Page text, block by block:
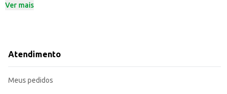
Peso: 110g
Incorpore em receitas de pratos quentes, como massas e risotos.
Ideal para compor tábuas de frios em seu estabelecimento comercial.
praticidade no manuseio.
Ver mais
Atendimento
Meus pedidos